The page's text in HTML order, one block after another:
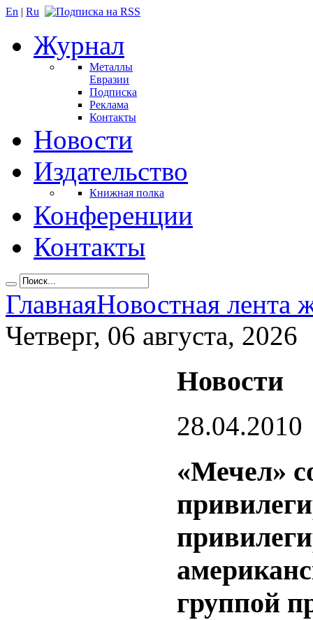
En | Ru
Журнал
Металлы
Евразии
Подписка
Реклама
Контакты
Новости
Издательство
Книжная полка
Конференции
Контакты
ГлавнаяНовостная лента
Четверг, 06 августа, 2026
Новости
28.04.2010
«Мечел»
группой